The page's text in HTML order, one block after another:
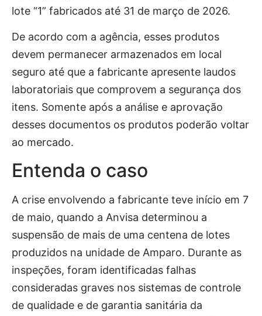
lote “1” fabricados até 31 de março de 2026.
De acordo com a agência, esses produtos
devem permanecer armazenados em local
seguro até que a fabricante apresente laudos
laboratoriais que comprovem a segurança dos
itens. Somente após a análise e aprovação
desses documentos os produtos poderão voltar
ao mercado.
Entenda o caso
A crise envolvendo a fabricante teve início em 7
de maio, quando a Anvisa determinou a
suspensão de mais de uma centena de lotes
produzidos na unidade de Amparo. Durante as
inspeções, foram identificadas falhas
consideradas graves nos sistemas de controle
de qualidade e de garantia sanitária da